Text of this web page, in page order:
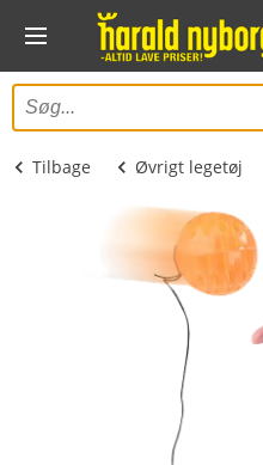
Tilbage Øvrigt legetøj